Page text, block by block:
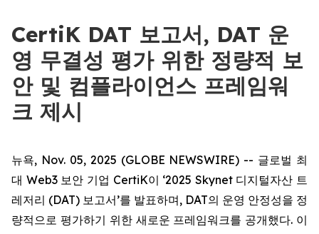
CertiK DAT 보고서, DAT 운
영 무결성 평가 위한 정량적 보
안 및 컴플라이언스 프레임워
크 제시
뉴욕, Nov. 05, 2025 (GLOBE NEWSWIRE) -- 글로벌 최
대 Web3 보안 기업 CertiK이 ‘2025 Skynet 디지털자산 트
레저리 (DAT) 보고서’를 발표하며, DAT의 운영 안정성을 정
량적으로 평가하기 위한 새로운 프레임워크를 공개했다. 이